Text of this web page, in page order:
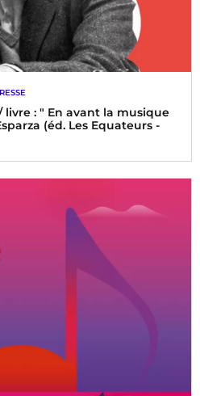
livre : " En avant la musique
(éd. Les Equateurs -